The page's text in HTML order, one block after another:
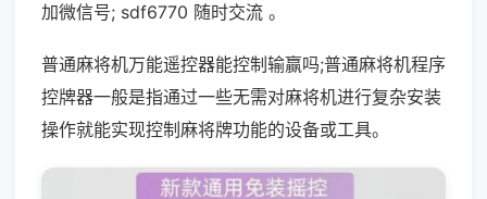
加微信号; sdf6770 随时交流 。
普通麻将机万能遥控器能控制输赢吗;普通麻将机程序
控牌器一般是指通过一些无需对麻将机进行复杂安装
操作就能实现控制麻将牌功能的设备或工具。